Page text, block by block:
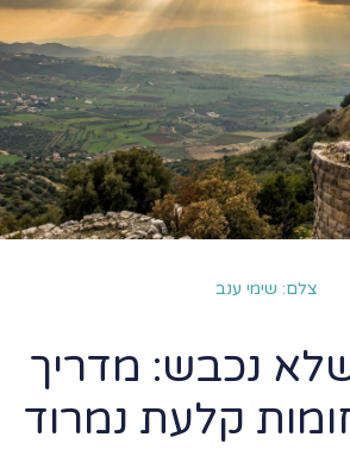
צלם: שימי ענב
נכבש: מדריך
קלעת נמרוד